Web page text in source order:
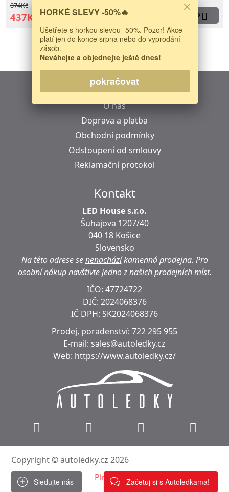
874Kč
437Kč →
1-12 z 14 nalezeno výsledků
< zpět
1 dále >
Informácie
O nás
Doprava a platba
Obchodní podmínky
Odstoupení od smlouvy
Reklamační protokol
Kontakt
LED House s.r.o.
Šuhajova 1207/40
040 18 Košice
Slovensko
Na této adrese senenacházíkamenná prodejna. Pro
osobní nákup navštivte jedno z našich prodejních míst.
IČO: 47724722
DIČ: 2024068376
IČ DPH: SK2024068376
Prodej, poradenství: 722 295 955
E-mail: sales@autoledky.cz
Web: https://www.autoledky.cz/
Copyright © autoledky.cz 2026
Plná verze
Sledujte nás Začetuj si s Autoledkama!
HORKÉ SLEVY -50%🔥
Ušetřete s horkou slevou -50%. Pozor! Akce
platí jen do konce srpna nebo do vyprodání
zásob.
Neváhejte a objednejte ještě dnes!
pokračovat